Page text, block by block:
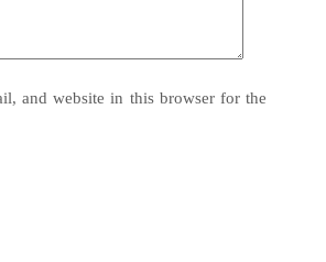
and website in this browser for the